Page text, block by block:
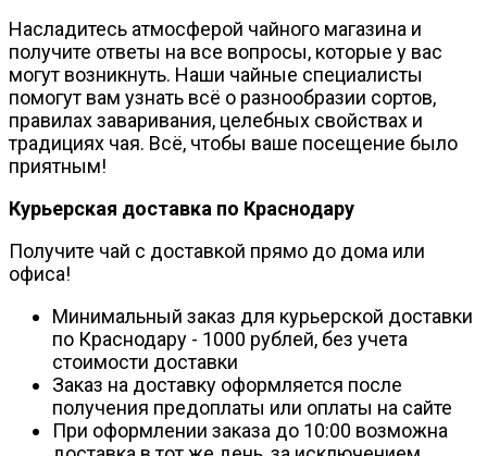
Насладитесь атмосферой чайного магазина и
получите ответы на все вопросы, которые у вас
могут возникнуть. Наши чайные специалисты
помогут вам узнать всё о разнообразии сортов,
правилах заваривания, целебных свойствах и
традициях чая. Всё, чтобы ваше посещение было
приятным!
Курьерская доставка по Краснодару
Получите чай с доставкой прямо до дома или
офиса!
Минимальный заказ для курьерской доставки
по Краснодару - 1000 рублей, без учета
стоимости доставки
Заказ на доставку оформляется после
получения предоплаты или оплаты на сайте
При оформлении заказа до 10:00 возможна